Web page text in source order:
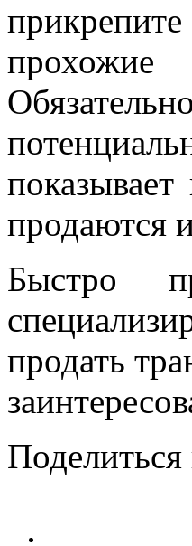
прохожие
продаются
Быстро
продать